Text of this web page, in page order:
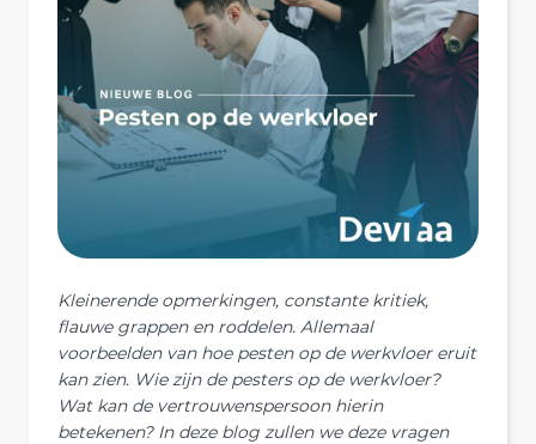
Kleinerende opmerkingen, constante kritiek,
flauwe grappen en roddelen. Allemaal
voorbeelden van hoe pesten op de werkvloer eruit
kan zien. Wie zijn de pesters op de werkvloer?
Wat kan de vertrouwenspersoon hierin
betekenen? In deze blog zullen we deze vragen